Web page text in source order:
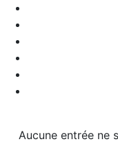
Aucune entrée ne